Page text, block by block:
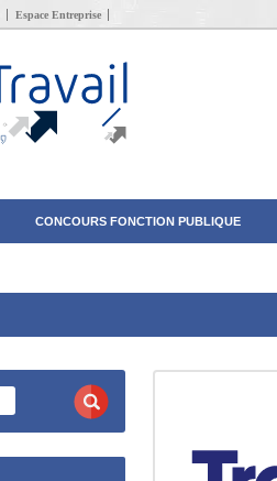
Espace Entreprise
CONCOURS FONCTION PUBLIQUE